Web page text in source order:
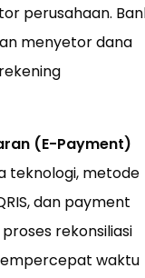
perusahaan.
menyetor dana
(E-Payment)
teknologi, metode
dan payment
rekonsiliasi
waktu